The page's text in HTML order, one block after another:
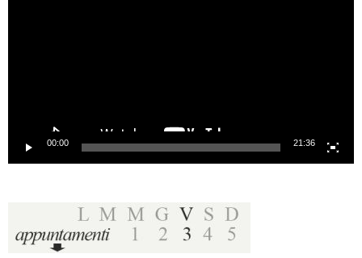
00:00 21:36